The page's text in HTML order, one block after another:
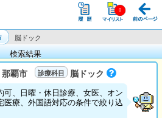
脳ドック
検索結果
那覇市 脳ドック
可、日曜・休日診療、女医、オン
医療、外国語対応の条件で絞り込